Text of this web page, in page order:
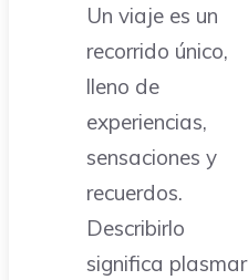
Un viaje es un
recorrido único,
lleno de
experiencias,
sensaciones y
recuerdos.
Describirlo
significa plasmar